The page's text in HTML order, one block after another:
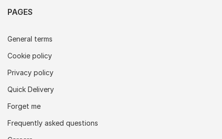
PAGES
General terms
Cookie policy
Privacy policy
Quick Delivery
Forget me
Frequently asked questions